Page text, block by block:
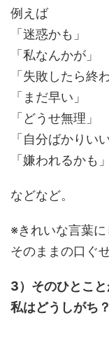
例えば
「迷惑かも」
「私なんかが」
「失敗したら終
「まだ早い」
「どうせ無理」
「自分ばかりい
「嫌われるかも」
などなど。
※きれいな言葉に
そのままの口ぐ
3）そのひとこと
私はどうしがち